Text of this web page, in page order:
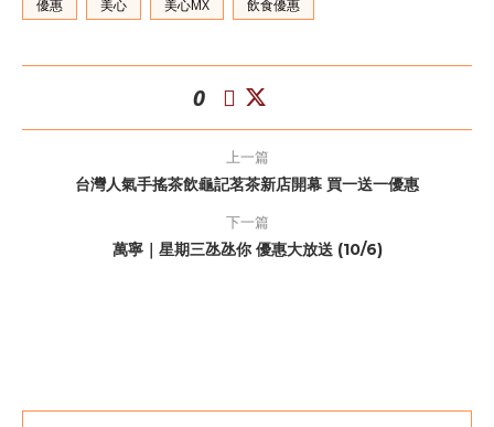
優惠 美心 美心MX 飲食優惠
0
上一篇
台灣人氣手搖茶飲龜記茗茶新店開幕 買一送一優惠
下一篇
萬寧｜星期三氹氹你 優惠大放送 (10/6)